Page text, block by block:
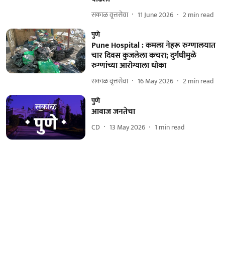
सकाळ वृत्तसेवा 11 June 2026 2min read
पुणे
Pune Hospital : कमला नेहरू रुग्णालयात
चार दिवस कुजलेला कचरा; दुर्गंधीमुळे
रुग्णांच्या आरोग्याला धोका
सकाळ वृत्तसेवा 16 May 2026 2min read
पुणे
आवाज जनतेचा
CD 13 May 2026 1 min read